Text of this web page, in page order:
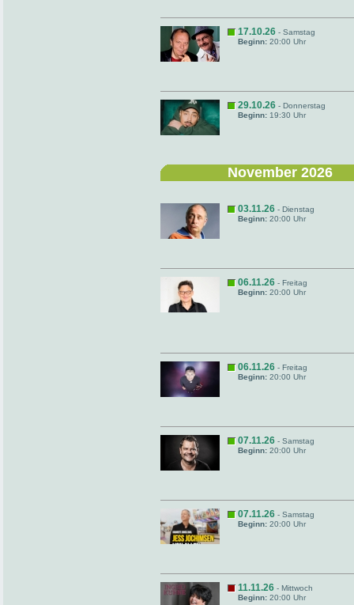
17.10.26 - Samstag
Beginn: 20:00 Uhr
29.10.26 - Donnerstag
Beginn: 19:30 Uhr
November 2026
03.11.26 - Dienstag
Beginn: 20:00 Uhr
06.11.26 - Freitag
Beginn: 20:00 Uhr
06.11.26 - Freitag
Beginn: 20:00 Uhr
07.11.26 - Samstag
Beginn: 20:00 Uhr
07.11.26 - Samstag
Beginn: 20:00 Uhr
11.11.26 - Mittwoch
Beginn: 20:00 Uhr